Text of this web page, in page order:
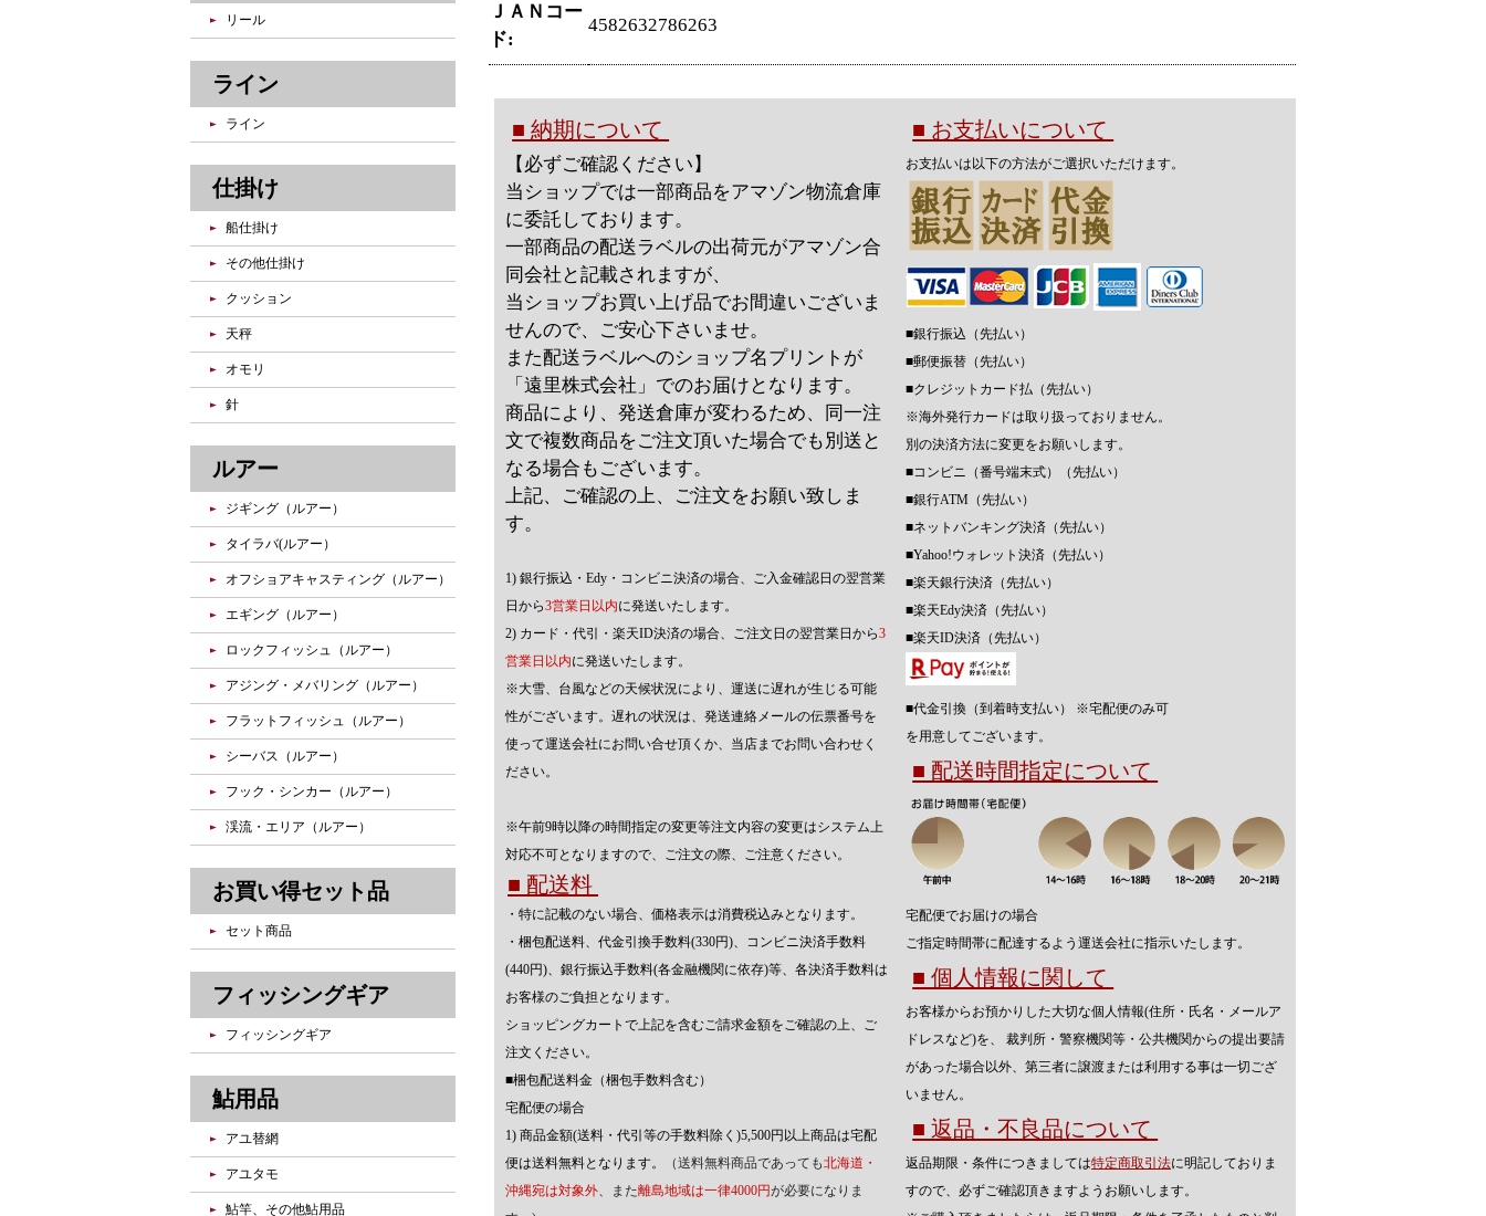
ＪＡＮコー
ド:
4582632786263
■ 納期について
【必ずご確認ください】
当ショップでは一部商品をアマゾン物流倉庫
に委託しております。
一部商品の配送ラベルの出荷元がアマゾン合
同会社と記載されますが、
当ショップお買い上げ品でお間違いございま
せんので、ご安心下さいませ。
また配送ラベルへのショップ名プリントが
「遠里株式会社」でのお届けとなります。
商品により、発送倉庫が変わるため、同一注
文で複数商品をご注文頂いた場合でも別送と
なる場合もございます。
上記、ご確認の上、ご注文をお願い致しま
す。
1) 銀行振込・Edy・コンビニ決済の場合、ご入金確認日の翌営業
日から3営業日以内に発送いたします。
2) カード・代引・楽天ID決済の場合、ご注文日の翌営業日から3
営業日以内に発送いたします。
※大雪、台風などの天候状況により、運送に遅れが生じる可能
性がございます。遅れの状況は、発送連絡メールの伝票番号を
使って運送会社にお問い合せ頂くか、当店までお問い合わせく
ださい。
※午前9時以降の時間指定の変更等注文内容の変更はシステム上
対応不可となりますので、ご注文の際、ご注意ください。
■ 配送料
・特に記載のない場合、価格表示は消費税込みとなります。
・梱包配送料、代金引換手数料(330円)、コンビニ決済手数料
(440円)、銀行振込手数料(各金融機関に依存)等、各決済手数料は
お客様のご負担となります。
ショッピングカートで上記を含むご請求金額をご確認の上、ご
注文ください。
■梱包配送料金（梱包手数料含む）
宅配便の場合
1) 商品金額(送料・代引等の手数料除く)5,500円以上商品は宅配
便は送料無料となります。
（送料無料商品であっても北海道・
沖縄宛は対象外、また離島地域は一律4000円が必要になりま
■ お支払いについて
お支払いは以下の方法がご選択いただけます。
■銀行振込（先払い）
■郵便振替（先払い）
■クレジットカード払（先払い）
※海外発行カードは取り扱っておりません。
別の決済方法に変更をお願いします。
■コンビニ（番号端末式）（先払い）
■銀行ATM（先払い）
■ネットバンキング決済（先払い）
■Yahoo!ウォレット決済（先払い）
■楽天銀行決済（先払い）
■楽天Edy決済（先払い）
■楽天ID決済（先払い）
■代金引換（到着時支払い） ※宅配便のみ可
を用意してございます。
■ 配送時間指定について
宅配便でお届けの場合
ご指定時間帯に配達するよう運送会社に指示いたします。
■ 個人情報に関して
お客様からお預かりした大切な個人情報(住所・氏名・メールア
ドレスなど)を、 裁判所・警察機関等・公共機関からの提出要請
があった場合以外、第三者に譲渡または利用する事は一切ござ
いません。
■ 返品・不良品について
返品期限・条件につきましては特定商取引法に明記しておりま
すので、必ずご確認頂きますようお願いします。
リール
ライン
ライン
仕掛け
船仕掛け
その他仕掛け
クッション
天秤
オモリ
針
ルアー
ジギング（ルアー）
タイラバ(ルアー）
オフショアキャスティング（ルアー）
エギング（ルアー）
ロックフィッシュ（ルアー）
アジング・メバリング（ルアー）
フラットフィッシュ（ルアー）
シーバス（ルアー）
フック・シンカー（ルアー）
渓流・エリア（ルアー）
お買い得セット品
セット商品
フィッシングギア
フィッシングギア
鮎用品
アユ替網
アユタモ
鮎竿、その他鮎用品